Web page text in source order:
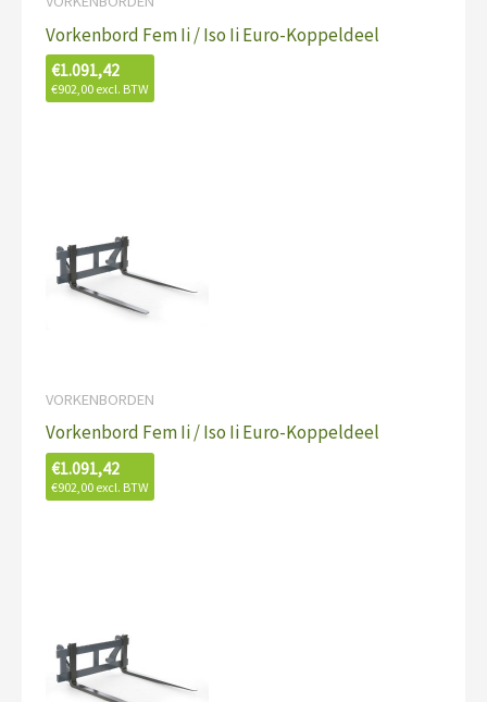
Vorkenbord Fem Ii / Iso Ii Euro-Koppeldeel
€1.091,42
€902,00 excl. BTW
VORKENBORDEN
Vorkenbord Fem Ii / Iso Ii Euro-Koppeldeel
€1.091,42
€902,00 excl. BTW